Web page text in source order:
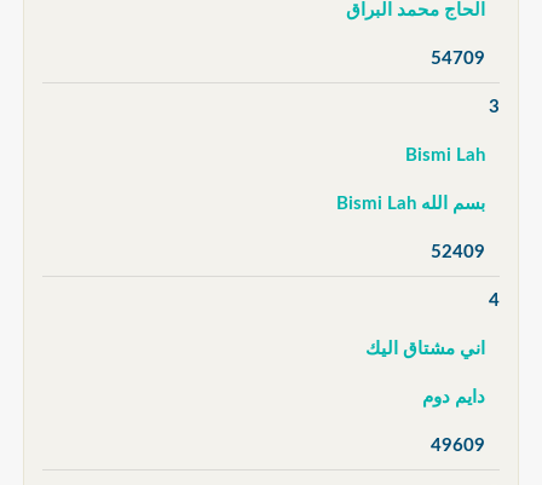
الحاج محمد البراق
54709
3
Bismi Lah
بسم الله Bismi Lah
52409
4
اني مشتاق اليك
دايم دوم
49609